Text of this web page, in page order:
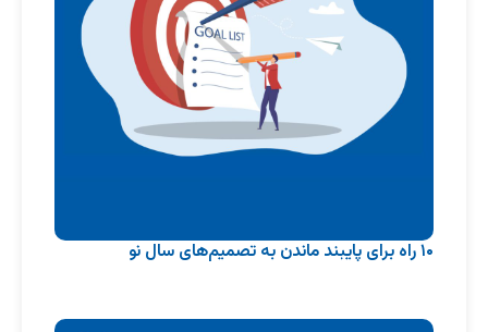
۱۰ راه برای پایبند ماندن به تصمیم‌های سال نو